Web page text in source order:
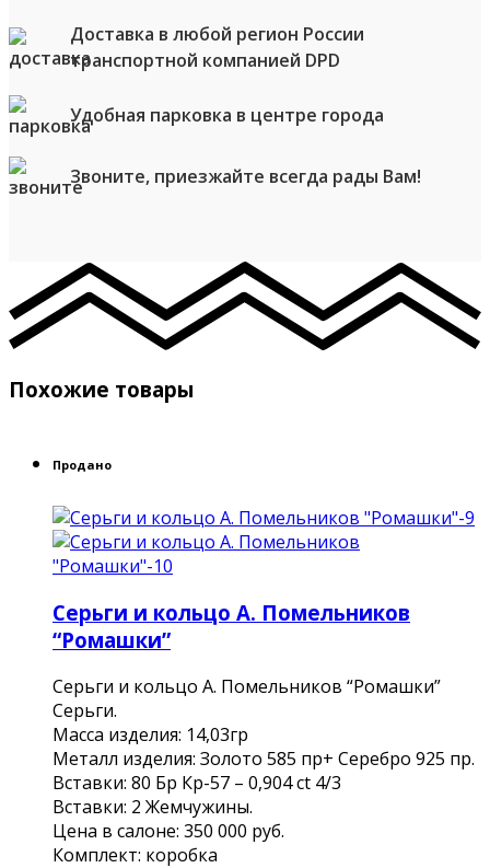
Доставка в любой регион России
транспортной компанией DPD
Удобная парковка в центре города
Звоните, приезжайте всегда рады Вам!
Похожие товары
Продано
Серьги и кольцо А. Помельников
“Ромашки”
Серьги и кольцо А. Помельников “Ромашки”
Серьги.
Масса изделия: 14,03гр
Металл изделия: Золото 585 пр+ Серебро 925 пр.
Вставки: 80 Бр Кр-57 – 0,904 ct 4/3
Вставки: 2 Жемчужины.
Цена в салоне: 350 000 руб.
Комплект: коробка